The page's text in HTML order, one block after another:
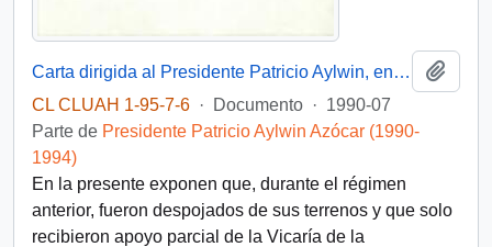
Carta dirigida al Presidente Patricio Aylwin, enviada por un grupo de parceleros de la comuna de Lampa
CL CLUAH 1-95-7-6 · Documento · 1990-07
Parte de Presidente Patricio Aylwin Azócar (1990-
1994)
En la presente exponen que, durante el régimen
anterior, fueron despojados de sus terrenos y que solo
recibieron apoyo parcial de la Vicaría de la